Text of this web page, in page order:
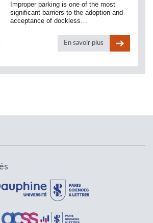
Improper parking is one of the most
significant barriers to the adoption and
acceptance of dockless…
En savoir plus